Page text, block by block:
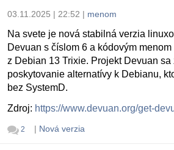
03.11.2025 | 22:52 | menom
Na svete je nová stabilná verzia
Devuan s číslom 6 a kódovým
z Debian 13 Trixie. Projekt Devuan sa
poskytovanie alternatívy k Debianu,
bez SystemD.
Zdroj: https://www.devuan.org/get-
2 | Nová verzia